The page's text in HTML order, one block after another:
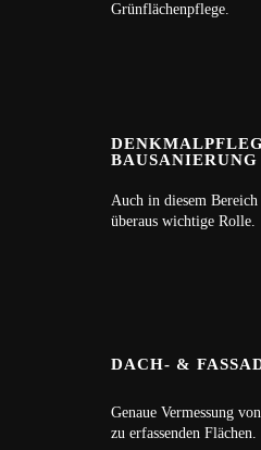
Grünflächenpflege.
BAUSANIERUNG
Auch in diesem Bereich
überaus wichtige Rolle.
DACH- &
Genaue Vermessung
zu erfassenden Flächen.